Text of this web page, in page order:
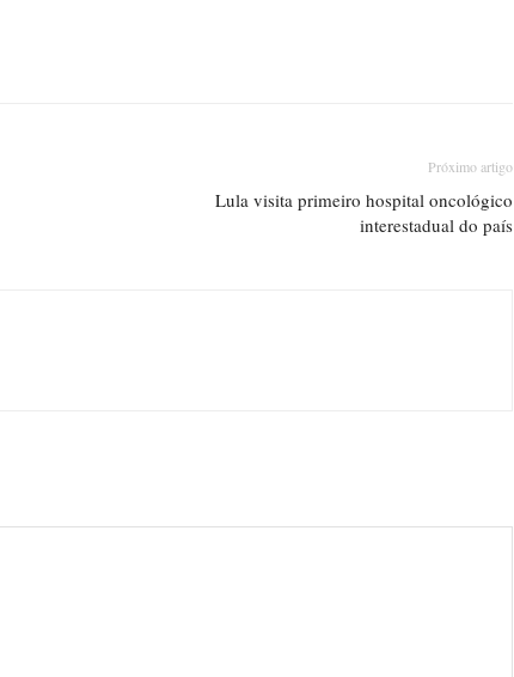
Próximo artigo
Lula visita primeiro hospital oncológico
interestadual do país